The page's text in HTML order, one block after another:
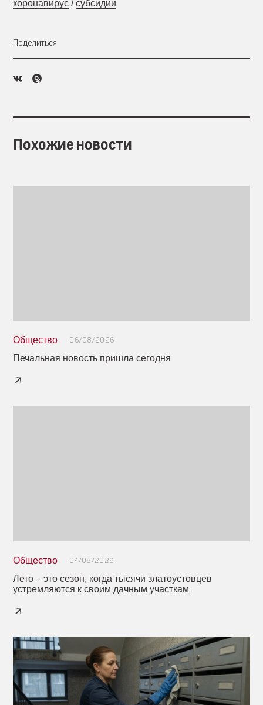
коронавирус / субсидии
Поделиться
Похожие новости
Общество 06/08/2026
Печальная новость пришла сегодня
Общество 04/08/2026
Лето – это сезон, когда тысячи златоустовцев
устремляются к своим дачным участкам